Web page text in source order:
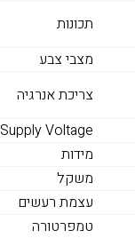
תכונות
מצבי צבע
צריכת אנרגיה
Supply Voltage
מידות
משקל
עצמת רעשים
טמפרטורה